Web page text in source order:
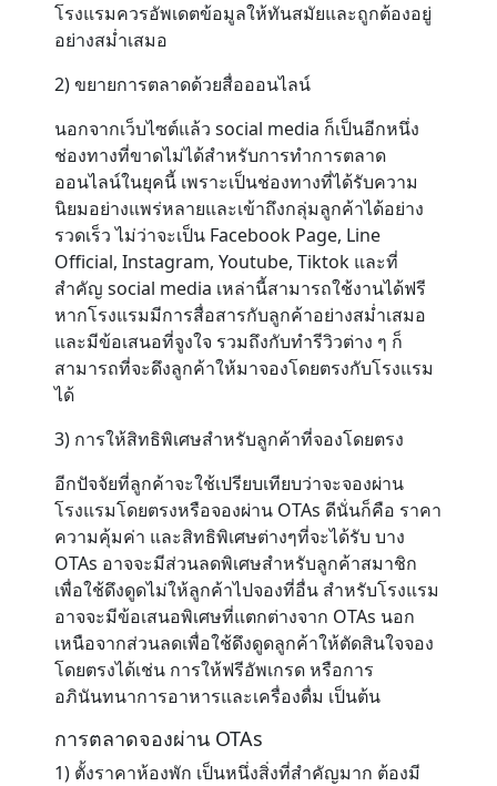
โรงแรมควรอัพเดตข้อมูลให้ทันสมัยและถูกต้องอยู่
อย่างสม่ำเสมอ
2) ขยายการตลาดด้วยสื่อออนไลน์
นอกจากเว็บไซต์แล้ว social media ก็เป็นอีกหนึ่ง
ช่องทางที่ขาดไม่ได้สำหรับการทำการตลาด
ออนไลน์ในยุคนี้ เพราะเป็นช่องทางที่ได้รับความ
นิยมอย่างแพร่หลายและเข้าถึงกลุ่มลูกค้าได้อย่าง
รวดเร็ว ไม่ว่าจะเป็น Facebook Page, Line
Official, Instagram, Youtube, Tiktok และที่
สำคัญ social media เหล่านี้สามารถใช้งานได้ฟรี
หากโรงแรมมีการสื่อสารกับลูกค้าอย่างสม่ำเสมอ
และมีข้อเสนอที่จูงใจ รวมถึงกับทำรีวิวต่าง ๆ ก็
สามารถที่จะดึงลูกค้าให้มาจองโดยตรงกับโรงแรม
ได้
3) การให้สิทธิพิเศษสำหรับลูกค้าที่จองโดยตรง
อีกปัจจัยที่ลูกค้าจะใช้เปรียบเทียบว่าจะจองผ่าน
โรงแรมโดยตรงหรือจองผ่าน OTAs ดีนั่นก็คือ ราคา
ความคุ้มค่า และสิทธิพิเศษต่างๆที่จะได้รับ บาง
OTAs อาจจะมีส่วนลดพิเศษสำหรับลูกค้าสมาชิก
เพื่อใช้ดึงดูดไม่ให้ลูกค้าไปจองที่อื่น สำหรับโรงแรม
อาจจะมีข้อเสนอพิเศษที่แตกต่างจาก OTAs นอก
เหนือจากส่วนลดเพื่อใช้ดึงดูดลูกค้าให้ตัดสินใจจอง
โดยตรงได้เช่น การให้ฟรีอัพเกรด หรือการ
อภินันทนาการอาหารและเครื่องดื่ม เป็นต้น
การตลาดจองผ่าน OTAs
1) ตั้งราคาห้องพัก เป็นหนึ่งสิ่งที่สำคัญมาก ต้องมี